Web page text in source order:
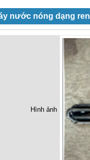
nước nóng dạng ren
Hình ảnh